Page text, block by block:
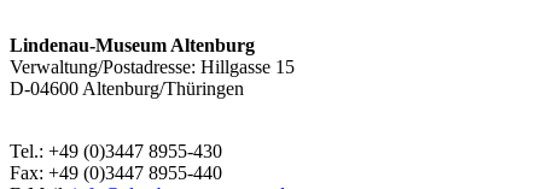
Lindenau-Museum Altenburg
Verwaltung/Postadresse: Hillgasse 15
D-04600 Altenburg/Thüringen
Tel.: +49 (0)3447 8955-430
Fax: +49 (0)3447 8955-440